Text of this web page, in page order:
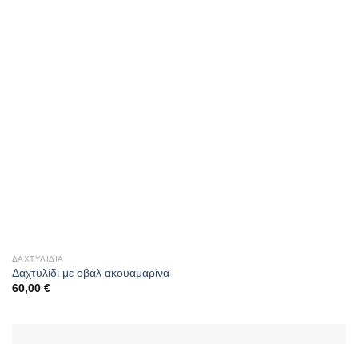
ΔΑΧΤΥΛΊΔΙΑ
Δαχτυλίδι με οβάλ ακουαμαρίνα
60,00 €